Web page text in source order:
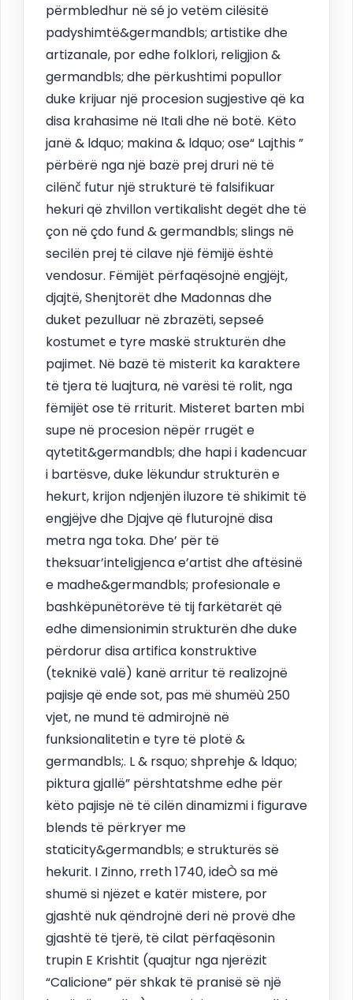
përmbledhur në sé jo vetëm cilësitë
padyshimtë&germandbls; artistike dhe
artizanale, por edhe folklori, religjion &
germandbls; dhe përkushtimi popullor
duke krijuar një procesion sugjestive që ka
disa krahasime në Itali dhe në botë. Këto
janë & ldquo; makina & ldquo; ose“ Lajthis ”
përbërë nga një bazë prej druri në të
cilënč futur një strukturë të falsifikuar
hekuri që zhvillon vertikalisht degët dhe të
çon në çdo fund & germandbls; slings në
secilën prej të cilave një fëmijë është
vendosur. Fëmijët përfaqësojnë engjëjt,
djajtë, Shenjtorët dhe Madonnas dhe
duket pezulluar në zbrazëti, sepseé
kostumet e tyre maskë strukturën dhe
pajimet. Në bazë të misterit ka karaktere
të tjera të luajtura, në varësi të rolit, nga
fëmijët ose të rriturit. Misteret barten mbi
supe në procesion nëpër rrugët e
qytetit&germandbls; dhe hapi i kadencuar
i bartësve, duke lëkundur strukturën e
hekurt, krijon ndjenjën iluzore të shikimit të
engjëjve dhe Djajve që fluturojnë disa
metra nga toka. Dhe’ për të
theksuar’inteligjenca e’artist dhe aftësinë
e madhe&germandbls; profesionale e
bashkëpunëtorëve të tij farkëtarët që
edhe dimensionimin strukturën dhe duke
përdorur disa artifica konstruktive
(teknikë valë) kanë arritur të realizojnë
pajisje që ende sot, pas më shumëù 250
vjet, ne mund të admirojnë në
funksionalitetin e tyre të plotë &
germandbls;. L & rsquo; shprehje & ldquo;
piktura gjallë” përshtatshme edhe për
këto pajisje në të cilën dinamizmi i figurave
blends të përkryer me
staticity&germandbls; e strukturës së
hekurit. I Zinno, rreth 1740, ideÒ sa më
shumë si njëzet e katër mistere, por
gjashtë nuk qëndrojnë deri në provë dhe
gjashtë të tjerë, të cilat përfaqësonin
trupin E Krishtit (quajtur nga njerëzit
“Calicione” për shkak të pranisë së një